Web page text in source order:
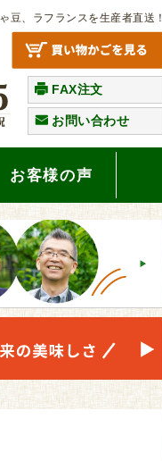
豆、ラフランスを生産者直送！
FAX注文
お問い合わせ
お客様の声